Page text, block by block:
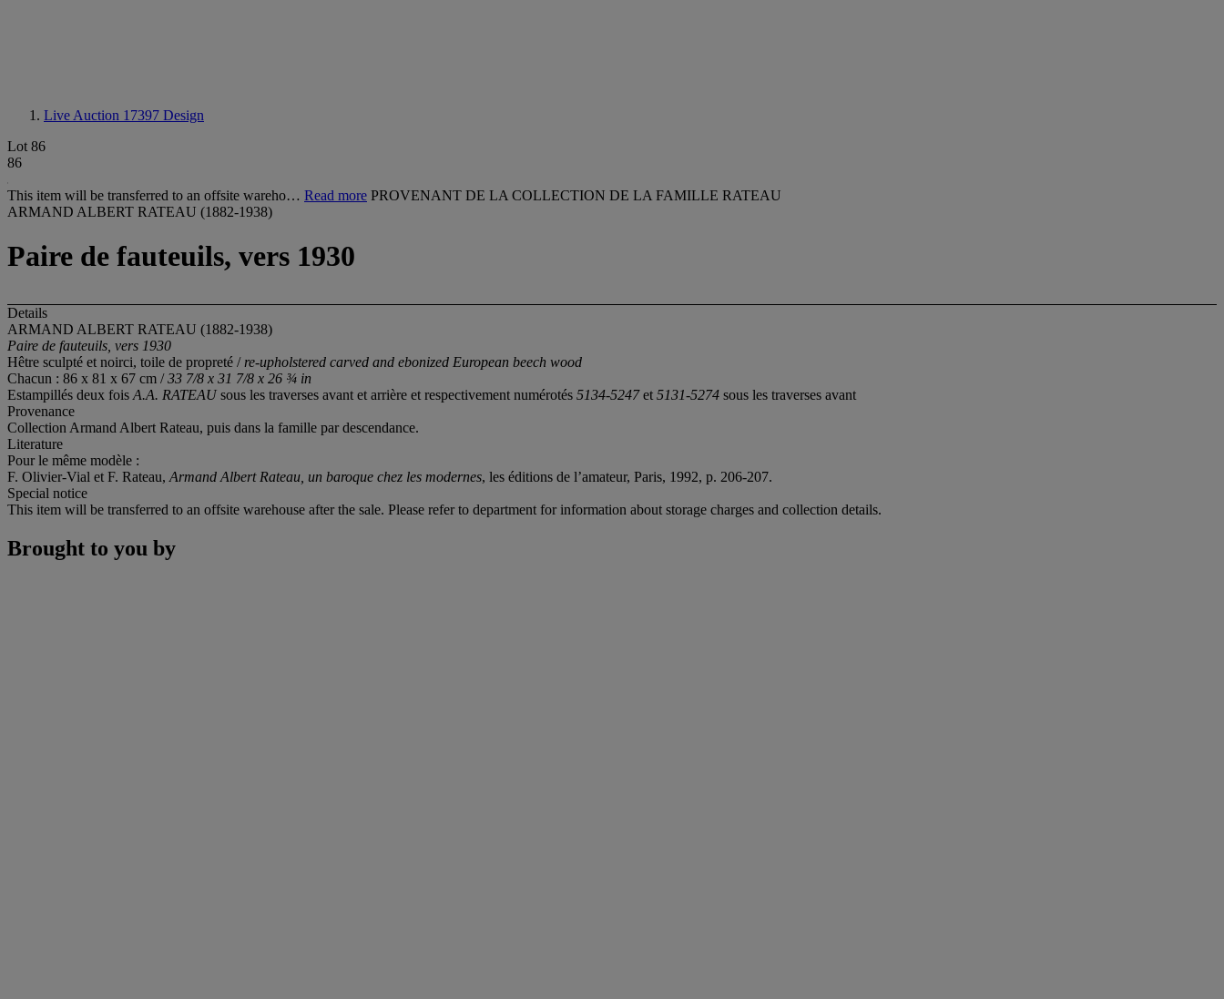
Live Auction 17397 Design
Lot 86
86
This item will be transferred to an offsite wareho… Read more PROVENANT DE LA COLLECTION DE LA FAMILLE RATEAU
ARMAND ALBERT RATEAU (1882-1938)
Paire de fauteuils, vers 1930
Details
ARMAND ALBERT RATEAU (1882-1938)
Paire de fauteuils, vers 1930
Hêtre sculpté et noirci, toile de propreté / re-upholstered carved and ebonized European beech wood
Chacun : 86 x 81 x 67 cm /33 7/8 x 31 7/8 x 26 ¾ in
Estampillés deux fois A.A. RATEAU sous les traverses avant et arrière et respectivement numérotés 5134-5247et 5131-5274 sous les traverses avant
Provenance
Collection Armand Albert Rateau, puis dans la famille par descendance.
Literature
Pour le même modèle :
F. Olivier-Vial et F. Rateau, Armand Albert Rateau, un baroque chez les modernes, les éditions de l’amateur, Paris, 1992, p. 206-207.
Special notice
This item will be transferred to an offsite warehouse after the sale. Please refer to department for information about storage charges and collection details.
Brought to you by